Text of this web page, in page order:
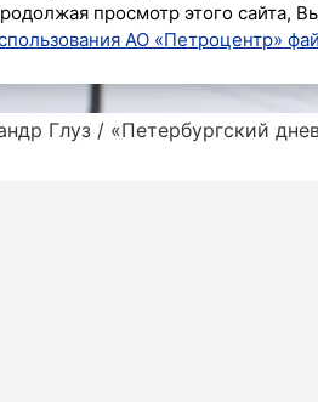
Глуз / «Петербургский
просмотр этого сайта,
АО «Петроцентр»